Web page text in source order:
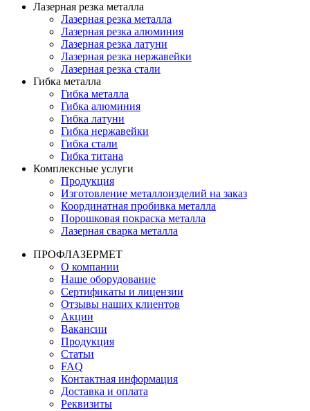
Лазерная резка металла
Лазерная резка металла
Лазерная резка алюминия
Лазерная резка латуни
Лазерная резка нержавейки
Лазерная резка стали
Гибка металла
Гибка металла
Гибка алюминия
Гибка латуни
Гибка нержавейки
Гибка стали
Гибка титана
Комплексные услуги
Продукция
Изготовление металлоизделий на заказ
Координатная пробивка металла
Порошковая покраска металла
Лазерная сварка металла
ПРОФЛАЗЕРМЕТ
О компании
Наше оборудование
Сертификаты и лицензии
Отзывы наших клиентов
Акции
Вакансии
Продукция
Статьи
FAQ
Контактная информация
Доставка и оплата
Реквизиты